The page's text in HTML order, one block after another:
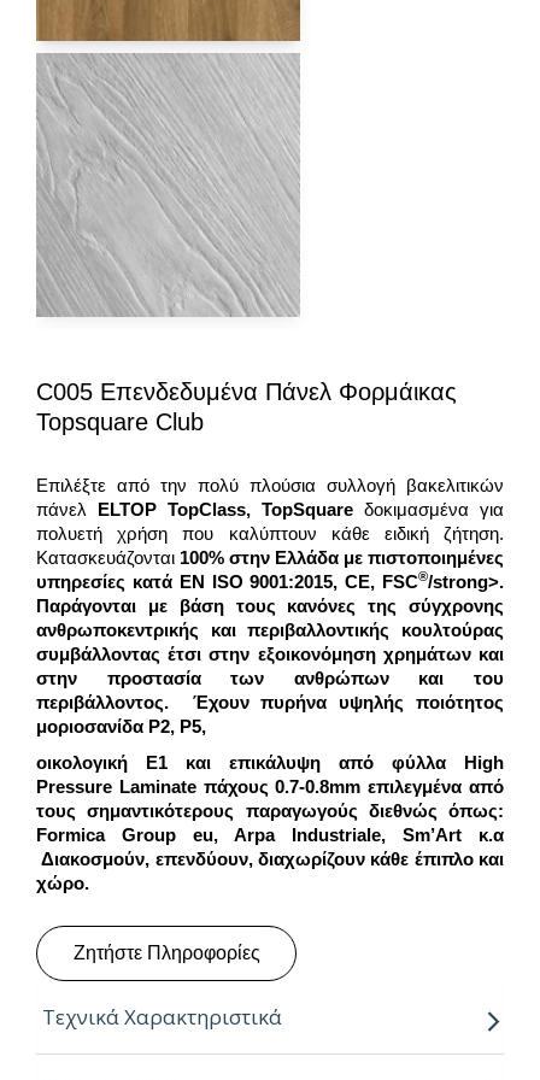
C005 Επενδεδυμένα Πάνελ Φορμάικας
Topsquare Club
Επιλέξτε από την πολύ πλούσια συλλογή βακελιτικών
πάνελ ELTOP TopClass, TopSquare δοκιμασμένα για
πολυετή χρήση που καλύπτουν κάθε ειδική ζήτηση.
Κατασκευάζονται 100% στην Ελλάδα με πιστοποιημένες
υπηρεσίες κατά EN ISO 9001:2015,CE, FSC®/strong>.
Παράγονται με βάση τους κανόνες της σύγχρονης
ανθρωποκεντρικής και περιβαλλοντικής κουλτούρας
συμβάλλοντας έτσι στην εξοικονόμηση χρημάτων και
στην προστασία των ανθρώπων και του
περιβάλλοντος. Έχουν πυρήνα υψηλής ποιότητος
μοριοσανίδα P2, P5,
οικολογική
Ε1 και επικάλυψη από φύλλα High
Pressure Laminateπάχους 0.7-0.8mm επιλεγμένα από
τους σημαντικότερους παραγωγούς διεθνώς όπως:
Formica Group eu, Arpa Industriale, Sm’Art κ.α
Διακοσμούν, επενδύουν, διαχωρίζουν κάθε έπιπλο και
χώρο.
Ζητήστε Πληροφορίες
Τεχνικά Χαρακτηριστικά